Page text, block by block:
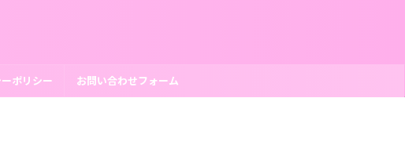
ポリシー お問い合わせフォーム